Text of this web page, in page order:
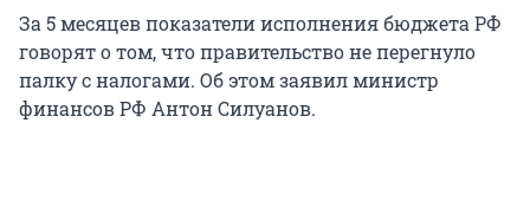
За 5 месяцев показатели исполнения бюджета РФ
говорят о том, что правительство не перегнуло
палку с налогами. Об этом заявил министр
финансов РФ Антон Силуанов.